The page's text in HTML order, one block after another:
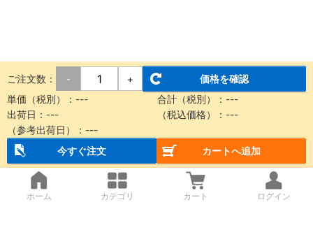
ご注文数： - +
価格を確認
単価（税別）： --- 合計（税別）： ---
出荷日： --- （税込価格）： ---
（参考出荷日）： ---
今すぐ注文
カートへ追加
ホーム カテゴリ カート ログイン